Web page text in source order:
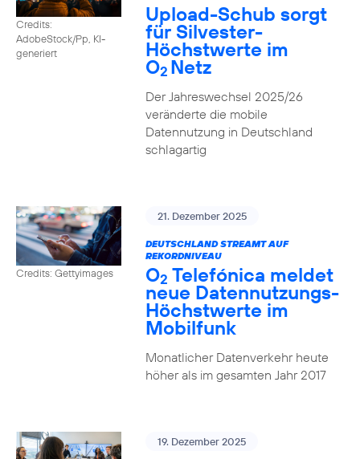
Credits:
AdobeStock/Pp, KI-
generiert
Upload-Schub sorgt
für Silvester-
Höchstwerte im
O2 Netz
Der Jahreswechsel 2025/26
veränderte die mobile
Datennutzung in Deutschland
schlagartig
Credits: Gettyimages
21. Dezember 2025
DEUTSCHLAND STREAMT AUF
REKORDNIVEAU
O2 Telefónica meldet
neue Datennutzungs-
Höchstwerte im
Mobilfunk
Monatlicher Datenverkehr heute
höher als im gesamten Jahr 2017
19. Dezember 2025